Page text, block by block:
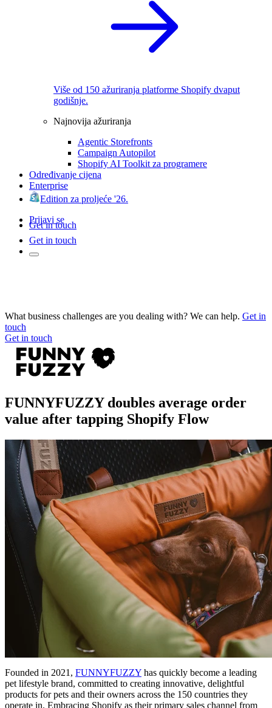
Više od 150 ažuriranja platforme Shopify dvaput
godišnje.
Najnovija ažuriranja
Agentic Storefronts
Campaign Autopilot
Shopify AI Toolkit za programere
Određivanje cijena
Enterprise
Edition za proljeće '26.
Prijavi se
Get in touch
Get in touch
What business challenges are you dealing with? We can help. Get in
touch
Get in touch
FUNNYFUZZY doubles average order
value after tapping Shopify Flow
Founded in 2021, FUNNYFUZZY has quickly become a leading
pet lifestyle brand, committed to creating innovative, delightful
products for pets and their owners across the 150 countries they
operate in. Embracing Shopify as their primary sales channel from